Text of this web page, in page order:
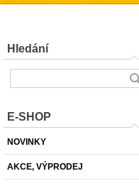
Hledání
E-SHOP
NOVINKY
AKCE, VÝPRODEJ